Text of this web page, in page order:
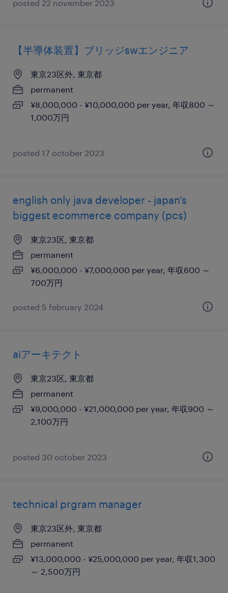
posted 22 november 2023
【半導体装置】ブリッジswエンジニア
東京23区外, 東京都
permanent
¥8,000,000 - ¥10,000,000 per year, 年収800 ～
1,000万円
posted 17 october 2023
english only java developer - japan's
biggest ecommerce company (pcs)
東京23区, 東京都
permanent
¥6,000,000 - ¥7,000,000 per year, 年収600 ～
700万円
posted 5 february 2024
aiアーキテクト
東京23区, 東京都
permanent
¥9,000,000 - ¥21,000,000 per year, 年収900 ～
2,100万円
posted 30 october 2023
technical prgram manager
東京23区外, 東京都
permanent
¥13,000,000 - ¥25,000,000 per year, 年収1,300
～ 2,500万円